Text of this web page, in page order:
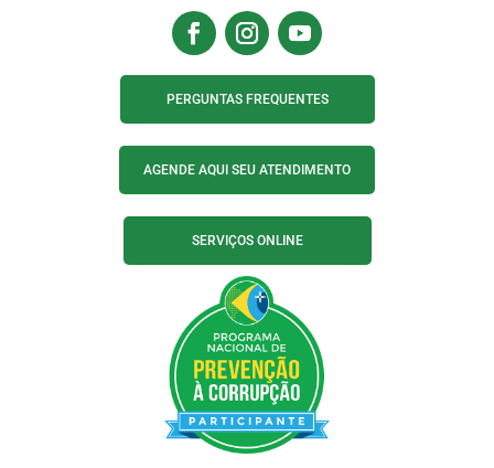
PERGUNTAS FREQUENTES
AGENDE AQUI SEU ATENDIMENTO
SERVIÇOS ONLINE